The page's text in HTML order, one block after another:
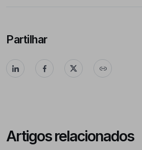
Partilhar
Artigos relacionados